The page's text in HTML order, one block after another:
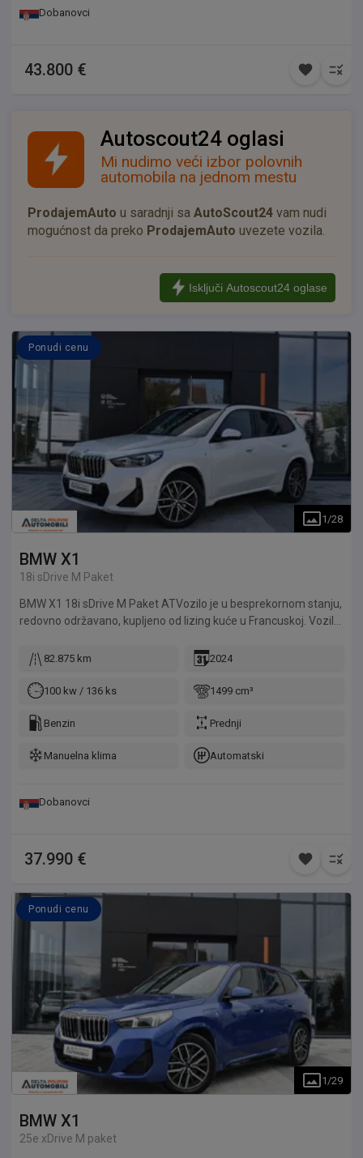
Dobanovci
43.800 €
Autoscout24 oglasi
Mi nudimo veći izbor polovnih
automobila na jednom mestu
ProdajemAuto u saradnji sa AutoScout24 vam nudi
mogućnost da preko ProdajemAuto uvezete vozila.
Isključi Autoscout24 oglase
Ponudi cenu
1 /28
BMW X1
18i sDrive M Paket
BMW X1 18i sDrive M Paket ATVozilo je u besprekornom stanju,
redovno održavano, kupljeno od lizing kuće u Francuskoj. Vozilo
Automoto daje garanciju na motor 12 meseci ili 10.000km.
lizinga.
82.875 km 2024
100 kw / 136 ks 1499 cm³
Benzin Prednji
Manuelna klima Automatski
Dobanovci
37.990 €
Ponudi cenu
1 /29
BMW X1
25e xDrive M paket